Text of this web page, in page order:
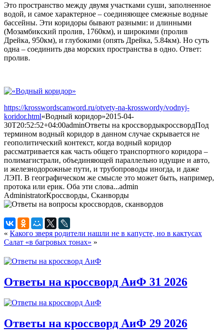
Это пространство между двумя участками суши, заполненное
водой, и самое характерное – соединяющее смежные водные
бассейны. Эти коридоры бывают разными: и длинными
(Мозамбикский пролив, 1760км), и широкими (пролив
Дрейка, 950км), и глубокими (опять Дрейка, 5.84км). Но суть
одна – соединить два морских пространства в одно. Ответ:
пролив.
https://krosswordscanword.ru/otvety-na-krosswordy/vodnyj-
koridor.html«Водный коридор»2015-04-
30T20:52:52+04:00adminОтветы на кроссвордыкроссвордПод
термином водный коридор в данном случае скрывается не
геополитический контекст, когда водный коридор
рассматривается как часть общего транспортного коридора –
полимагистрали, объединяющей параллельно идущие и авто,
и железнодорожные пути, и трубопроводы иногда, и даже
ЛЭП. В географическом же смысле это может быть, например,
протока или ерик. Оба эти слова...admin
AdministratorКроссворды, Сканворды
« Какого зверя родители нашли не в капусте, но в кактусах
Салат «в багровых тонах» »
Ответы на кроссворд АиФ 31 2026
Ответы на кроссворд АиФ 29 2026